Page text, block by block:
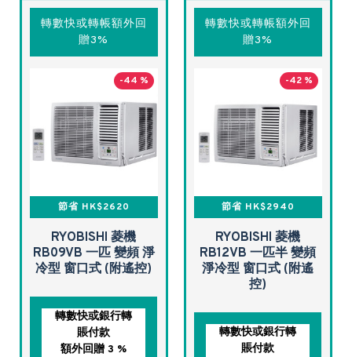
轉數快或轉帳額外回
贈3%
-44 %
節省 HK$2620
RYOBISHI 菱機
RB09VB 一匹 變頻 淨
冷型 窗口式 (附遙控)
轉數快或銀行轉
賬付款
額外回贈 3 %
轉數快或轉帳額外回
贈3%
-42 %
節省 HK$2940
RYOBISHI 菱機
RB12VB 一匹半 變頻
淨冷型 窗口式 (附遙
控)
轉數快或銀行轉
賬付款